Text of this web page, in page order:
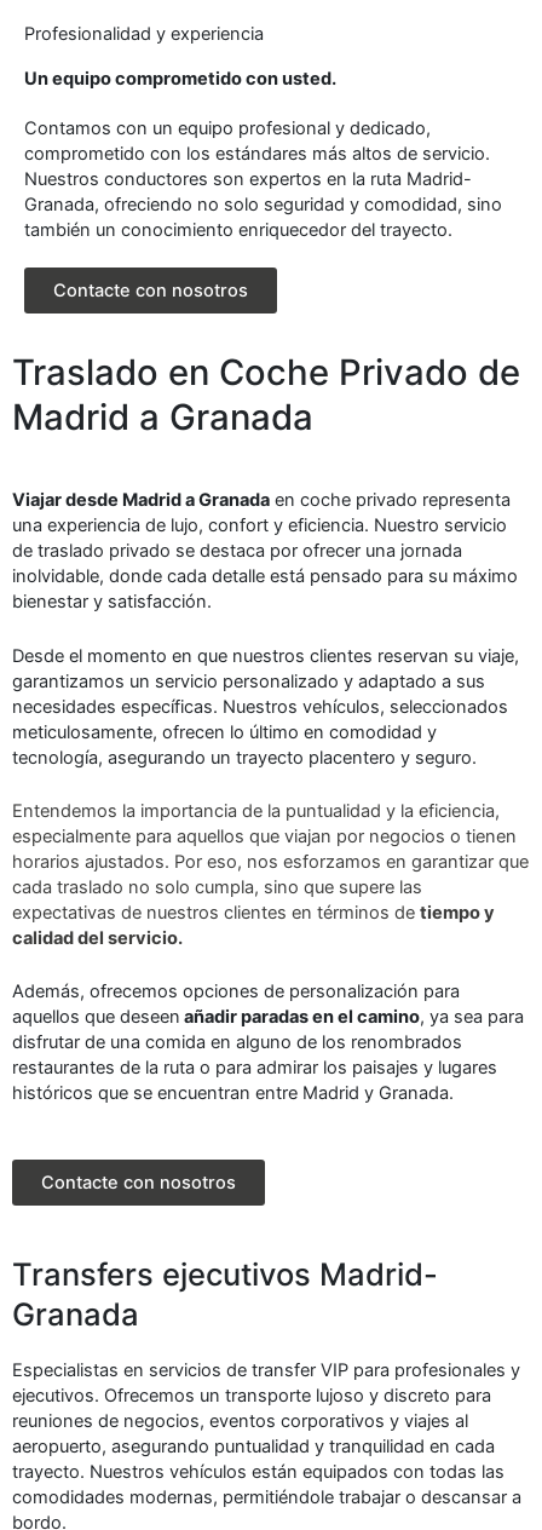
Profesionalidad y experiencia
Un equipo comprometido con usted.
Contamos con un equipo profesional y dedicado,
comprometido con los estándares más altos de servicio.
Nuestros conductores son expertos en la ruta Madrid-
Granada, ofreciendo no solo seguridad y comodidad, sino
también un conocimiento enriquecedor del trayecto.
Contacte con nosotros
Traslado en Coche Privado de
Madrid a Granada
Viajar desde Madrid a Granada en coche privado representa
una experiencia de lujo, confort y eficiencia. Nuestro servicio
de traslado privado se destaca por ofrecer una jornada
inolvidable, donde cada detalle está pensado para su máximo
bienestar y satisfacción.
Desde el momento en que nuestros clientes reservan su viaje,
garantizamos un servicio personalizado y adaptado a sus
necesidades específicas. Nuestros vehículos, seleccionados
meticulosamente, ofrecen lo último en comodidad y
tecnología, asegurando un trayecto placentero y seguro.
Entendemos la importancia de la puntualidad y la eficiencia,
especialmente para aquellos que viajan por negocios o tienen
horarios ajustados. Por eso, nos esforzamos en garantizar que
cada traslado no solo cumpla, sino que supere las
expectativas de nuestros clientes en términos de tiempo y
calidad del servicio.
Además, ofrecemos opciones de personalización para
aquellos que deseen añadir paradas en el camino, ya sea para
disfrutar de una comida en alguno de los renombrados
restaurantes de la ruta o para admirar los paisajes y lugares
históricos que se encuentran entre Madrid y Granada.
Contacte con nosotros
Transfers ejecutivos Madrid-
Granada
Especialistas en servicios de transfer VIP para profesionales y
ejecutivos. Ofrecemos un transporte lujoso y discreto para
reuniones de negocios, eventos corporativos y viajes al
aeropuerto, asegurando puntualidad y tranquilidad en cada
trayecto. Nuestros vehículos están equipados con todas las
comodidades modernas, permitiéndole trabajar o descansar a
bordo.